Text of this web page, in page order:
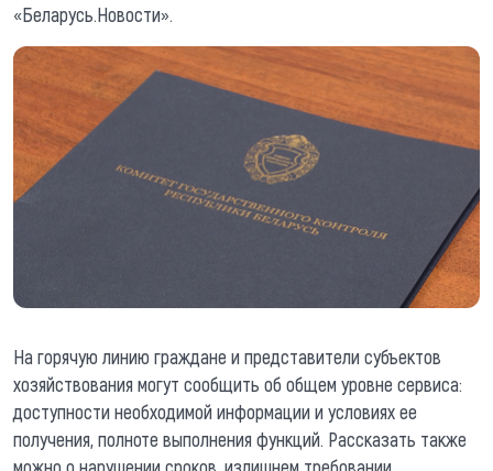
«Беларусь.Новости».
На горячую линию граждане и представители субъектов
хозяйствования могут сообщить об общем уровне сервиса:
доступности необходимой информации и условиях ее
получения, полноте выполнения функций. Рассказать также